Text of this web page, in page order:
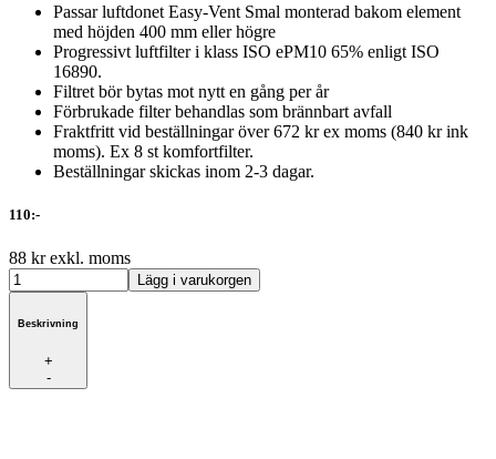
Passar luftdonet Easy-Vent Smal monterad bakom element
med höjden 400 mm eller högre
Progressivt luftfilter i klass ISO ePM10 65% enligt ISO
16890.
Filtret bör bytas mot nytt en gång per år
Förbrukade filter behandlas som brännbart avfall
Fraktfritt vid beställningar över 672 kr ex moms (840 kr ink
moms). Ex 8 st komfortfilter.
Beställningar skickas inom 2-3 dagar.
110:-
88 kr exkl. moms
Beskrivning
+
-